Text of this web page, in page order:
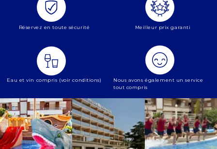
Réservez en toute sécurité Meilleur prix garanti
Eau et vin compris (voir conditions)
Nous avons également un service
tout compris